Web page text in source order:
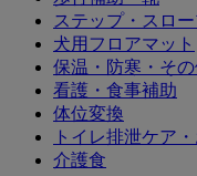
ステップ・スロ
犬用フロアマット
保温・防寒・その
看護・食事補助
体位変換
トイレ排泄ケア
介護食